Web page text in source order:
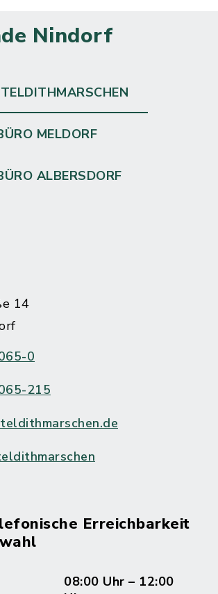
Nindorf
MELDORF
ALBERSDORF
14
0
215
Erreichbarkeit
08:00 Uhr – 12:00